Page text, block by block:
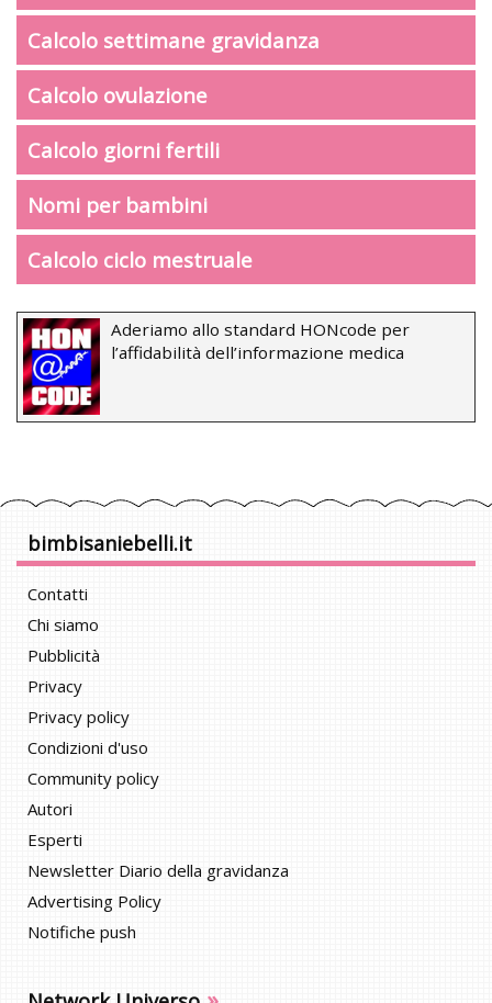
Calcolo settimane gravidanza
Calcolo ovulazione
Calcolo giorni fertili
Nomi per bambini
Calcolo ciclo mestruale
Aderiamo allo standard HONcode per
l’affidabilità dell’informazione medica
bimbisaniebelli.it
Contatti
Chi siamo
Pubblicità
Privacy
Privacy policy
Condizioni d'uso
Community policy
Autori
Esperti
Newsletter Diario della gravidanza
Advertising Policy
Notifiche push